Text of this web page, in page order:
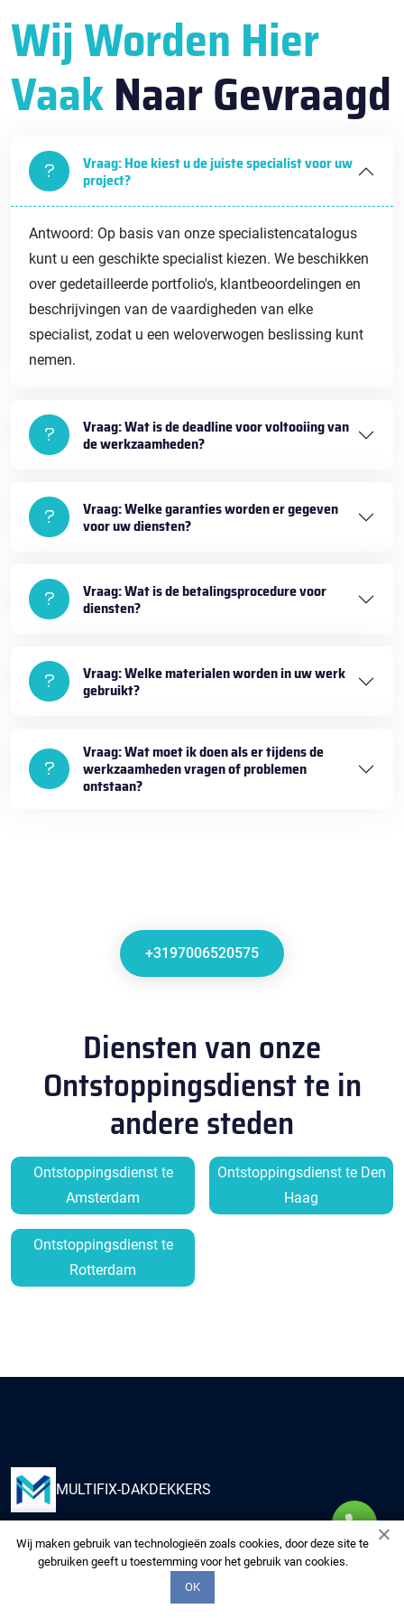
Wij Worden Hier
VaakNaar Gevraagd
Vraag: Hoe kiest u de juiste specialist voor uw
project?
Antwoord: Op basis van onze specialistencatalogus
kunt u een geschikte specialist kiezen. We beschikken
over gedetailleerde portfolio's, klantbeoordelingen en
beschrijvingen van de vaardigheden van elke
specialist, zodat u een weloverwogen beslissing kunt
nemen.
Vraag: Wat is de deadline voor voltooiing van
de werkzaamheden?
Vraag: Welke garanties worden er gegeven
voor uw diensten?
Vraag: Wat is de betalingsprocedure voor
diensten?
Vraag: Welke materialen worden in uw werk
gebruikt?
Vraag: Wat moet ik doen als er tijdens de
werkzaamheden vragen of problemen
ontstaan?
+3197006520575
Diensten van onze
Ontstoppingsdienst te in
andere steden
Ontstoppingsdienst te
Amsterdam
Ontstoppingsdienst te Den
Haag
Ontstoppingsdienst te
Rotterdam
Wij maken gebruik van technologieën zoals cookies, door deze site te
gebruiken geeft u toestemming voor het gebruik van cookies.
OK
MULTIFIX-DAKDEKKERS
Kies ons om uw huis te voorzien van kwaliteitsdiensten
van onze multidisciplinaire experts. Wij zorgen voor uw
woning alsof het de onze is.